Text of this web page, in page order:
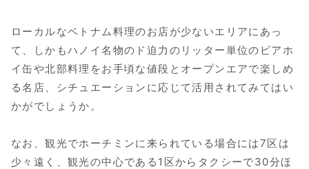
ローカルなベトナム料理のお店が少ないエリアにあっ
て、しかもハノイ名物のド迫力のリッター単位のビアホ
イ缶や北部料理をお手頃な値段とオープンエアで楽しめ
る名店、シチュエーションに応じて活用されてみてはい
かがでしょうか。
なお、観光でホーチミンに来られている場合には7区は
少々遠く、観光の中心である1区からタクシーで30分ほ